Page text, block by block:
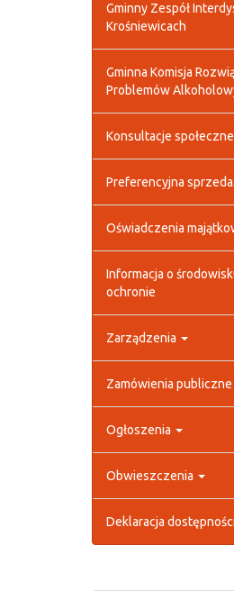
Gminny Zespół
Krośniewicach
Gminna Komisja
Problemów
Konsultacje społeczne
Preferencyjna
Oświadczenia
Informacja o
ochronie
Zarządzenia
Zamówienia publiczne
Ogłoszenia
Obwieszczenia
Deklaracja dostępności